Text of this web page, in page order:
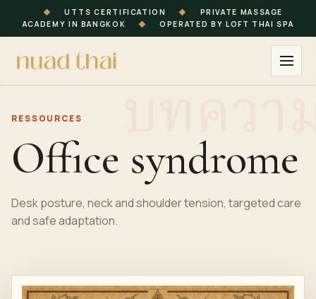
◆ UTTS CERTIFICATION ◆
PRIVATE MASSAGE
ACADEMY IN BANGKOK
◆ OPERATED BY LOFT THAI SPA
RESSOURCES
Office syndrome
Desk posture, neck and shoulder tension, targeted care
and safe adaptation.